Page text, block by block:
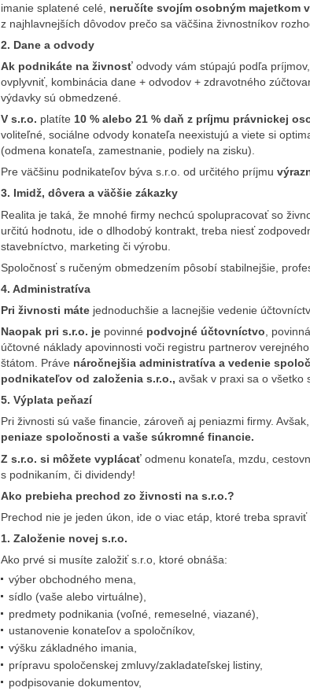
imanie splatené celé, neručíte svojím osobným majetkom
z najhlavnejších dôvodov prečo sa väčšina živnostníkov
2. Dane a odvody
Ak podnikáte na živnosť odvody vám stúpajú podľa príjmov,
ovplyvniť, kombinácia dane + odvodov + zdravotného
výdavky sú obmedzené.
V s.r.o. platíte 10 % alebo 21 % daň z príjmu právnickej
voliteľné, sociálne odvody konateľa neexistujú a viete si
(odmena konateľa, zamestnanie, podiely na zisku).
Pre väčšinu podnikateľov býva s.r.o. od určitého príjmu
3. Imidž, dôvera a väčšie zákazky
Realita je taká, že mnohé firmy nechcú spolupracovať so
určitú hodnotu, ide o dlhodobý kontrakt, treba niesť
stavebníctvo, marketing či výrobu.
Spoločnosť s ručeným obmedzením pôsobí stabilnejšie,
4. Administratíva
Pri živnosti máte jednoduchšie a lacnejšie vedenie
Naopak pri s.r.o. je povinné podvojné účtovníctvo
účtovné náklady apovinnosti voči registru partnerov
štátom.
Práve náročnejšia administratíva a vedenie
podnikateľov od založenia s.r.o., avšak v praxi sa o všetko
5. Výplata peňazí
Pri živnosti sú vaše financie, zároveň aj peniazmi firmy. Avšak,
peniaze spoločnosti a vaše súkromné financie.
Z s.r.o. si môžete vyplácať odmenu konateľa, mzdu,
s podnikaním, či dividendy!
Ako prebieha prechod zo živnosti na s.r.o.?
Prechod nie je jeden úkon, ide o viac etáp, ktoré treba spraviť
1. Založenie novej s.r.o.
Ako prvé si musíte založiť s.r.o, ktoré obnáša:
výber obchodného mena,
sídlo (vaše alebo virtuálne),
predmety podnikania (voľné, remeselné, viazané),
ustanovenie konateľov a spoločníkov,
výšku základného imania,
prípravu spoločenskej zmluvy/zakladateľskej listiny,
podpisovanie dokumentov,